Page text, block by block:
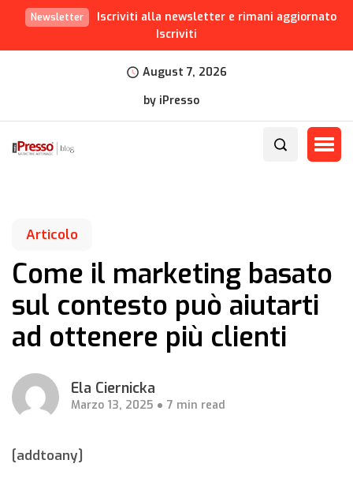
Newsletter
Iscriviti alla newsletter e rimani aggiornato
Iscriviti
August 7, 2026
by iPresso
Articolo
Come il marketing basato
sul contesto può aiutarti
ad ottenere più clienti
Ela Ciernicka
Marzo 13, 2025 7 min read
[addtoany]